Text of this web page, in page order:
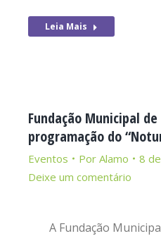
Leia Mais
Fundação Municipal
programação do
Eventos Por Alamo
8
Deixe um comentário
A Fundação